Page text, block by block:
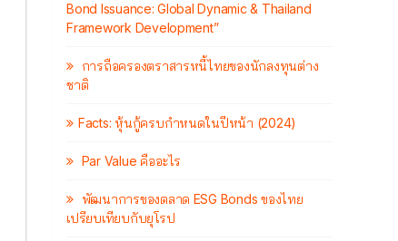
Bond Issuance: Global Dynamic & Thailand
Framework Development”
การถือครองตราสารหนี้ไทยของนักลงทุนต่าง
ชาติ
Facts: หุ้นกู้ครบกำหนดในปีหน้า (2024)
Par Value คืออะไร
พัฒนาการของตลาด ESG Bonds ของไทย
เปรียบเทียบกับยุโรป